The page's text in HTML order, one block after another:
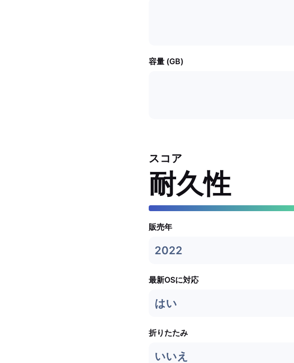
容量 (GB)
スコア
耐久性
販売年
2022
最新OSに対応
はい
折りたたみ
いいえ